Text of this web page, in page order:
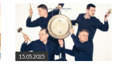
15.05.2025